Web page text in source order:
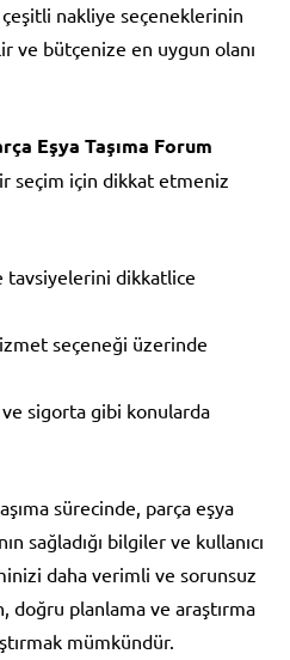
nakliye seçeneklerinin
ve bütçenize en uygun olanı
Eşya Taşıma Forum
seçim için dikkat etmeniz
tavsiyelerini dikkatlice
seçeneği üzerinde
sigorta gibi konularda
sürecinde, parça eşya
sağladığı bilgiler ve kullanıcı
daha verimli ve sorunsuz
doğru planlama ve araştırma
mümkündür.